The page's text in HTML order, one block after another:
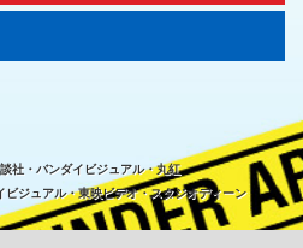
社・バンダイビジュアル・丸紅
ジュアル・東映ビデオ・スタジオディーン